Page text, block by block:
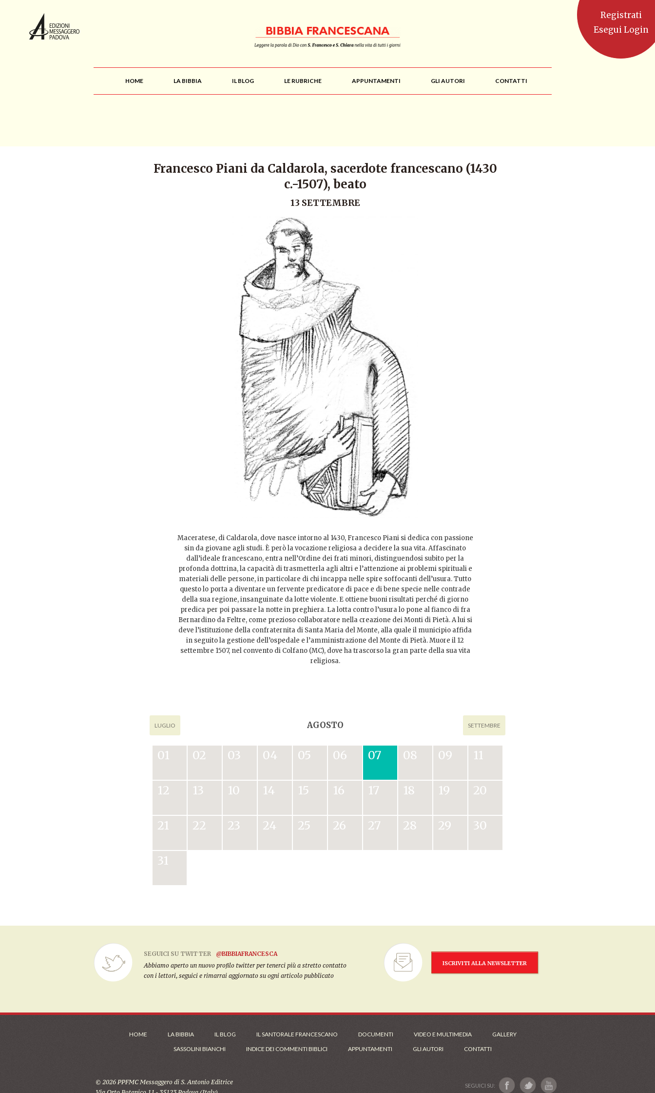
HOME LA BIBBIA IL BLOG LE RUBRICHE APPUNTAMENTI GLI AUTORI CONTATTI
Francesco Piani da Caldarola, sacerdote francescano (1430
c.-1507), beato
13 SETTEMBRE
Maceratese, di Caldarola, dove nasce intorno al 1430, Francesco Piani si dedica con passione
sin da giovane agli studi. È però la vocazione religiosa a decidere la sua vita. Affascinato
dall’ideale francescano, entra nell’Ordine dei frati minori, distinguendosi subito per la
profonda dottrina, la capacità di trasmetterla agli altri e l’attenzione ai problemi spirituali e
materiali delle persone, in particolare di chi incappa nelle spire soffocanti dell’usura. Tutto
questo lo porta a diventare un fervente predicatore di pace e di bene specie nelle contrade
della sua regione, insanguinate da lotte violente. E ottiene buoni risultati perché di giorno
predica per poi passare la notte in preghiera. La lotta contro l’usura lo pone al fianco di fra
Bernardino da Feltre, come prezioso collaboratore nella creazione dei Monti di Pietà. A lui si
deve l’istituzione della confraternita di Santa Maria del Monte, alla quale il municipio affida
in seguito la gestione dell’ospedale e l’amministrazione del Monte di Pietà. Muore il 12
settembre 1507, nel convento di Colfano (MC), dove ha trascorso la gran parte della sua vita
religiosa.
AGOSTO
LUGLIO SETTEMBRE
01 02 03 04 05 06 07 08 09 11
12 13 10 14 15 16 17 18 19 20
21 22 23 24 25 26 27 28 29 30
31
SEGUICI SU TWITTER
@BIBBIAFRANCESCA
Abbiamo aperto un nuovo profilo twitter per tenerci più a stretto contatto
con i lettori, seguici e rimarrai aggiornato su ogni articolo pubblicato
ISCRIVITI ALLA NEWSLETTER
HOME LA BIBBIA IL BLOG IL SANTORALE FRANCESCANO DOCUMENTI VIDEO E MULTIMEDIA
GALLERY
SASSOLINI BIANCHI
INDICE DEI COMMENTI BIBLICI APPUNTAMENTI GLI AUTORI CONTATTI
© 2026 PPFMC Messaggero di S. Antonio Editrice
SEGUICI SU:
Registrati
Esegui Login